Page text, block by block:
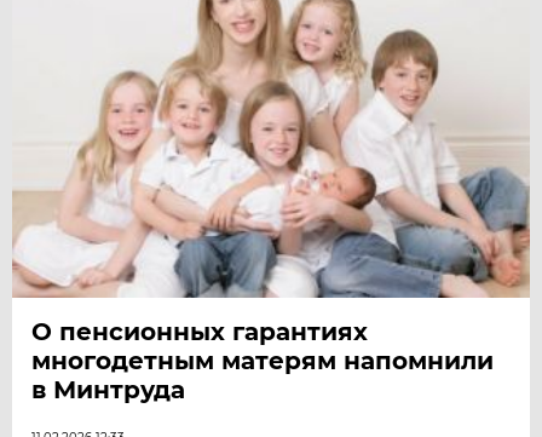
О пенсионных гарантиях
многодетным матерям напомнили
в Минтруда